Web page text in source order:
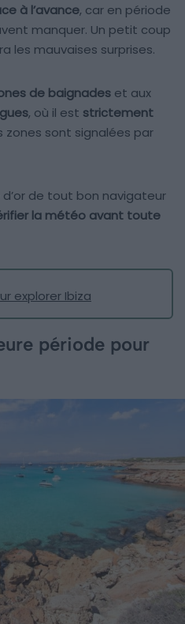
à l’avance, car en période
manquer. Un petit coup
les mauvaises surprises.
de baignades et aux
, où il est strictement
zones sont signalées par
d’or de tout bon navigateur
la météo avant toute
explorer Ibiza
période pour